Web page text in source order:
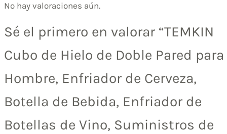
No hay valoraciones aún.
Sé el primero en valorar “TEMKIN
Cubo de Hielo de Doble Pared para
Hombre, Enfriador de Cerveza,
Botella de Bebida, Enfriador de
Botellas de Vino, Suministros de